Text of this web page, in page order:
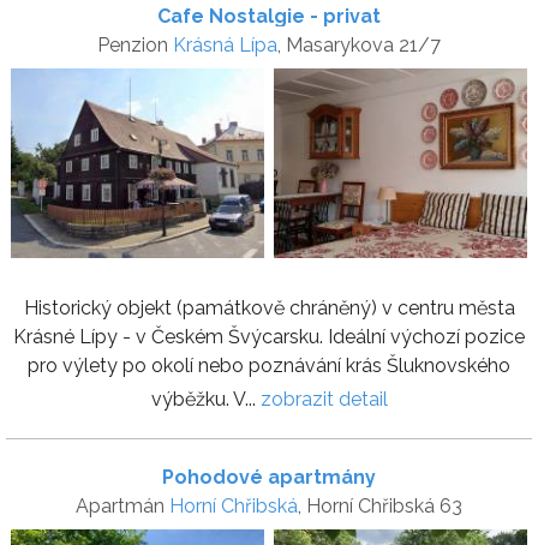
Cafe Nostalgie - privat
Penzion Krásná Lípa, Masarykova 21/7
Historický objekt (památkově chráněný) v centru města
Krásné Lípy - v Českém Švýcarsku. Ideální výchozí pozice
pro výlety po okolí nebo poznávání krás Šluknovského
výběžku. V... zobrazit detail
Pohodové apartmány
Apartmán Horní Chřibská, Horní Chřibská 63